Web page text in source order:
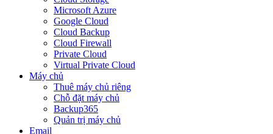
Microsoft Azure
Google Cloud
Cloud Backup
Cloud Firewall
Private Cloud
Virtual Private Cloud
Máy chủ
Thuê máy chủ riêng
Chỗ đặt máy chủ
Backup365
Quản trị máy chủ
Email